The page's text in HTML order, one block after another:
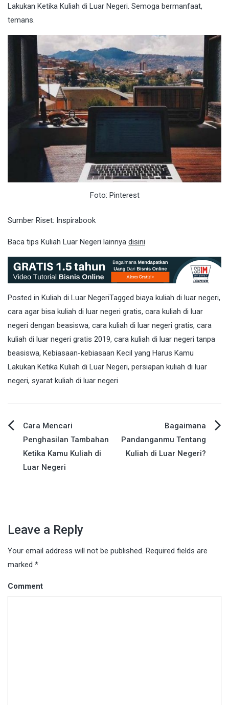
Lakukan Ketika Kuliah di Luar Negeri. Semoga bermanfaat,
temans.
Foto: Pinterest
Sumber Riset: Inspirabook
Baca tips Kuliah Luar Negeri lainnya disini
Posted in Kuliah di Luar NegeriTagged biaya kuliah di luar negeri,
cara agar bisa kuliah di luar negeri gratis, cara kuliah di luar
negeri dengan beasiswa, cara kuliah di luar negeri gratis, cara
kuliah di luar negeri gratis 2019, cara kuliah di luar negeri tanpa
beasiswa, Kebiasaan-kebiasaan Kecil yang Harus Kamu
Lakukan Ketika Kuliah di Luar Negeri, persiapan kuliah di luar
negeri, syarat kuliah di luar negeri
Post
navigation
Cara Mencari
Penghasilan Tambahan
Ketika Kamu Kuliah di
Luar Negeri
Bagaimana
Pandanganmu Tentang
Kuliah di Luar Negeri?
Leave a Reply
Your email address will not be published. Required fields are
marked *
Comment